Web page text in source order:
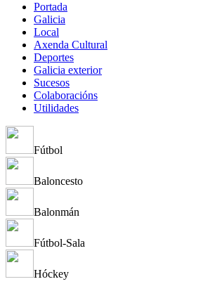
Portada
Galicia
Local
Axenda Cultural
Deportes
Galicia exterior
Sucesos
Colaboracións
Utilidades
Fútbol
Baloncesto
Balonmán
Fútbol-Sala
Hóckey